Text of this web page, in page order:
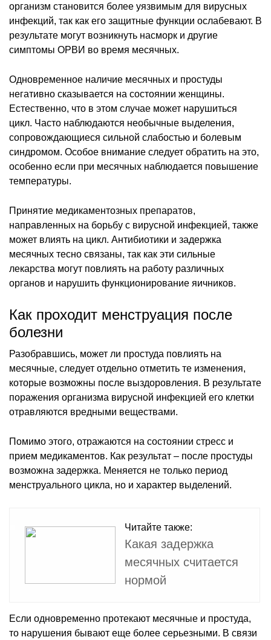
организм становится более уязвимым для вирусных
инфекций, так как его защитные функции ослабевают. В
результате могут возникнуть насморк и другие
симптомы ОРВИ во время месячных.
Одновременное наличие месячных и простуды
негативно сказывается на состоянии женщины.
Естественно, что в этом случае может нарушиться
цикл. Часто наблюдаются необычные выделения,
сопровождающиеся сильной слабостью и болевым
синдромом. Особое внимание следует обратить на это,
особенно если при месячных наблюдается повышение
температуры.
Принятие медикаментозных препаратов,
направленных на борьбу с вирусной инфекцией, также
может влиять на цикл. Антибиотики и задержка
месячных тесно связаны, так как эти сильные
лекарства могут повлиять на работу различных
органов и нарушить функционирование яичников.
Как проходит менструация после
болезни
Разобравшись, может ли простуда повлиять на
месячные, следует отдельно отметить те изменения,
которые возможны после выздоровления. В результате
поражения организма вирусной инфекцией его клетки
отравляются вредными веществами.
Помимо этого, отражаются на состоянии стресс и
прием медикаментов. Как результат – после простуды
возможна задержка. Меняется не только период
менструального цикла, но и характер выделений.
Читайте также:
Какая задержка
месячных считается
нормой
Если одновременно протекают месячные и простуда,
то нарушения бывают еще более серьезными. В связи